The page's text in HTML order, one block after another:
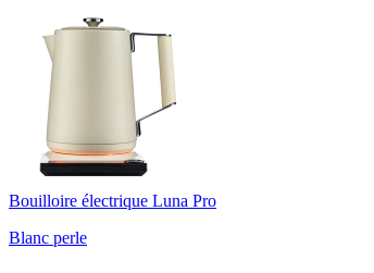
Bouilloire électrique Luna Pro
Blanc perle